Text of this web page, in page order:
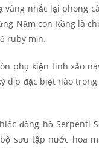
nhắc lại phong
Năm con Rồng là
ruby mịn.
phụ kiện tinh xảo
dịp đặc biệt nào
đồng hồ Serpenti
sưu tập nước hoa